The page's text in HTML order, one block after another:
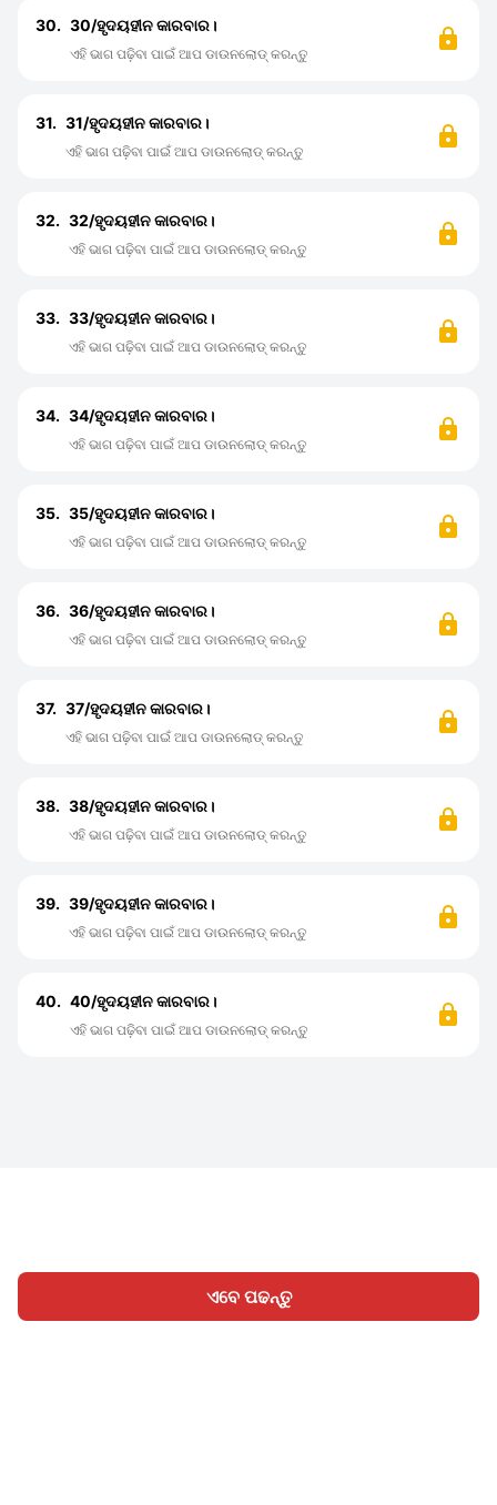
ଏବେ ପଢନ୍ତୁ
30. 30/ହୃଦୟହୀନ କାରବାର।
ଏହି ଭାଗ ପଢ଼ିବା ପାଇଁ ଆପ ଡାଉନଲୋଡ୍ କରନ୍ତୁ
31. 31/ହୃଦୟହୀନ କାରବାର।
ଏହି ଭାଗ ପଢ଼ିବା ପାଇଁ ଆପ ଡାଉନଲୋଡ୍ କରନ୍ତୁ
32. 32/ହୃଦୟହୀନ କାରବାର।
ଏହି ଭାଗ ପଢ଼ିବା ପାଇଁ ଆପ ଡାଉନଲୋଡ୍ କରନ୍ତୁ
33. 33/ହୃଦୟହୀନ କାରବାର।
ଏହି ଭାଗ ପଢ଼ିବା ପାଇଁ ଆପ ଡାଉନଲୋଡ୍ କରନ୍ତୁ
34. 34/ହୃଦୟହୀନ କାରବାର।
ଏହି ଭାଗ ପଢ଼ିବା ପାଇଁ ଆପ ଡାଉନଲୋଡ୍ କରନ୍ତୁ
35. 35/ହୃଦୟହୀନ କାରବାର।
ଏହି ଭାଗ ପଢ଼ିବା ପାଇଁ ଆପ ଡାଉନଲୋଡ୍ କରନ୍ତୁ
36. 36/ହୃଦୟହୀନ କାରବାର।
ଏହି ଭାଗ ପଢ଼ିବା ପାଇଁ ଆପ ଡାଉନଲୋଡ୍ କରନ୍ତୁ
37. 37/ହୃଦୟହୀନ କାରବାର।
ଏହି ଭାଗ ପଢ଼ିବା ପାଇଁ ଆପ ଡାଉନଲୋଡ୍ କରନ୍ତୁ
38. 38/ହୃଦୟହୀନ କାରବାର।
ଏହି ଭାଗ ପଢ଼ିବା ପାଇଁ ଆପ ଡାଉନଲୋଡ୍ କରନ୍ତୁ
39. 39/ହୃଦୟହୀନ କାରବାର।
ଏହି ଭାଗ ପଢ଼ିବା ପାଇଁ ଆପ ଡାଉନଲୋଡ୍ କରନ୍ତୁ
40. 40/ହୃଦୟହୀନ କାରବାର।
ଏହି ଭାଗ ପଢ଼ିବା ପାଇଁ ଆପ ଡାଉନଲୋଡ୍ କରନ୍ତୁ
ହୋମ ବିଭାଗ ଲେଖନ୍ତୁ ସାଇନ୍ ଇନ୍